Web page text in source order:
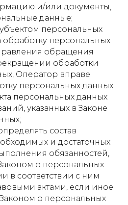
и/или документы,
данные;
персональных
обработку персональных
обращения
обработки
Оператор вправе
персональных данных
персональных данных
указанных в Законе
состав
и достаточных
обязанностей,
о персональных
в соответствии с ним
актами, если иное
о персональных